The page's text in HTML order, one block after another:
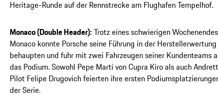
Heritage-Runde auf der Rennstrecke am Flughafen Tempelhof.
Monaco (Double Header): Trotz eines schwierigen
Monaco konnte Porsche seine Führung in der Herstellerwertung
behaupten und fuhr mit zwei Fahrzeugen seiner Kundenteams
das Podium. Sowohl Pepe Martí von Cupra Kiro als auch
Pilot Felipe Drugovich feierten ihre ersten
der Serie.